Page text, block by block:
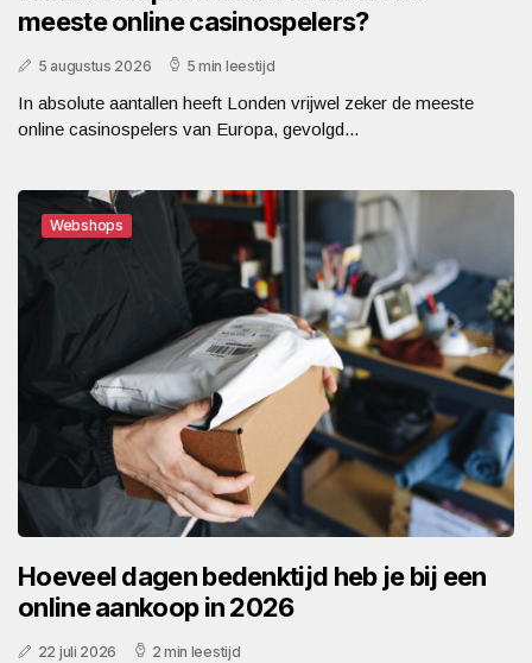
meeste online casinospelers?
5 augustus 2026 5 min leestijd
In absolute aantallen heeft Londen vrijwel zeker de meeste
online casinospelers van Europa, gevolgd...
Webshops
Hoeveel dagen bedenktijd heb je bij een
online aankoop in 2026
22 juli 2026 2 min leestijd